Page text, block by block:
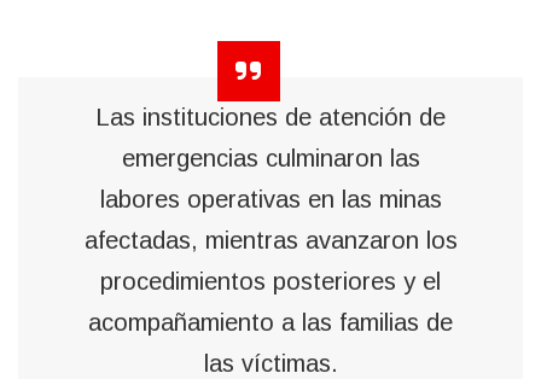
Las instituciones de atención de
emergencias culminaron las
labores operativas en las minas
afectadas, mientras avanzaron los
procedimientos posteriores y el
acompañamiento a las familias de
las víctimas.